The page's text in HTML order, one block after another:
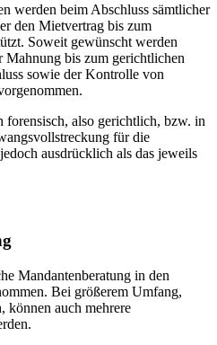
werden beim Abschluss sämtlicher
den Mietvertrag bis zum
Soweit gewünscht werden
Mahnung bis zum gerichtlichen
sowie der Kontrolle von
also gerichtlich, bzw. in
für die
ausdrücklich als das jeweils
Mandantenberatung in den
Bei größerem Umfang,
können auch mehrere